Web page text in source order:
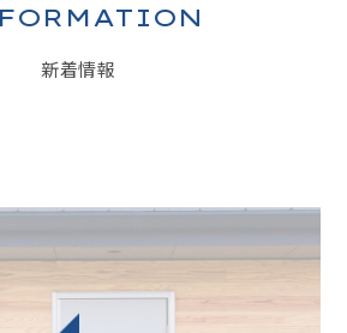
ト / CONCEPT
AFTER SERVICE
IMAGE
新着情報